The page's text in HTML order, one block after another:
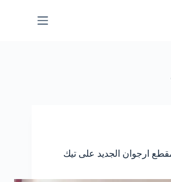
ارجوان الجديد على تيك